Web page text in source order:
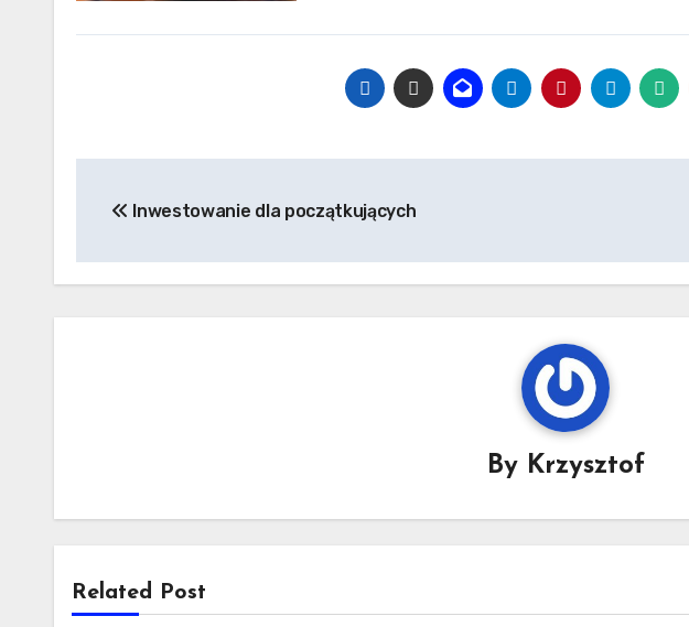
wpisuInwestowanie dla początkujących
By Krzysztof
Related Post